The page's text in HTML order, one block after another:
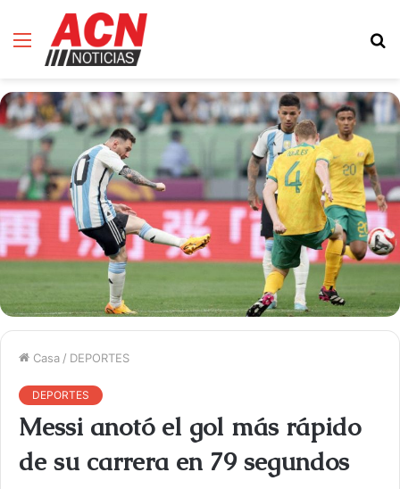
Menú
Casa / DEPORTES
DEPORTES
Messi anotó el gol más rápido
de su carrera en 79 segundos